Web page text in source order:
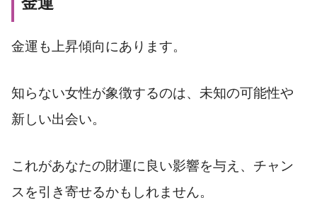
金運も上昇傾向にあります。
知らない女性が象徴するのは、未知の可能性や
新しい出会い。
これがあなたの財運に良い影響を与え、チャン
スを引き寄せるかもしれません。